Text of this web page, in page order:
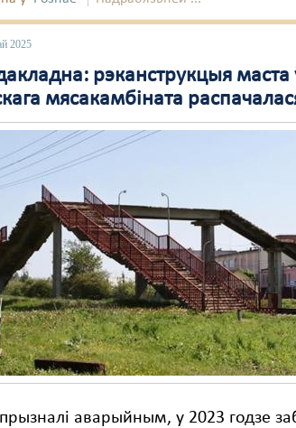
2025
рэканструкцыя маста
мясакамбіната
аварыйным, у 2023 годзе